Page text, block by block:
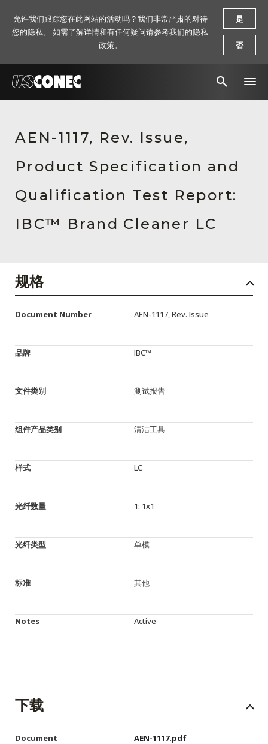
解决方案
产品
资源
关于我们
English Website
应用工程指导书 (AENs)
工作机会
订阅
AEN-1117, Rev. Issue,
Product Specification and
Qualification Test Report:
IBC™ Brand Cleaner LC
规格
Document Number AEN-1117, Rev. Issue
品牌 IBC™
文件类别 测试报告
组件产品类别 清洁工具
样式 LC
光纤数量 1: 1x1
光纤类型 单模
标准 其他
Notes Active
下载
Document AEN-1117.pdf
允许我们跟踪您在此网站的活动吗？我们非常严肃的对待
您的隐私。 如需了解详情和有任何疑问请参考我们的隐私
政策。
是
否